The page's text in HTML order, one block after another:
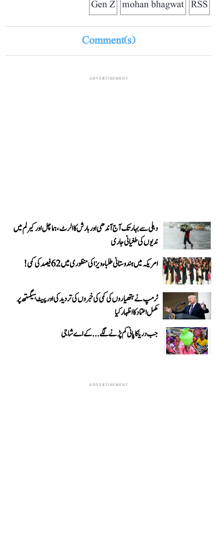
RSS
mohan bhagwat
Gen Z
Comment(s)
ADVERTISEMENT
دہلی سے بہار تک آج آندھی اور بارش کا الرٹ، ہماچل اور کیرلم میں
ندیوں کی طغیانی جاری
امریکہ میں ہندوستانی طلباء ویزا کی منظوری میں 62 فیصد کی کمی!
ٹرمپ نے ہتھیاروں کی کمی کی خبروں کی تردید کی اور پیٹ ہیگستھ پر
مکمل اعتماد کا اظہار کیا
جب دریا کا پانی کم پڑنے لگے...کے اے شاجی
ADVERTISEMENT